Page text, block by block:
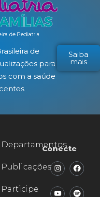
de Pediatria
de
para
com a saúde
Saiba
mais
Departamentos
Publicações
Participe
Conecte